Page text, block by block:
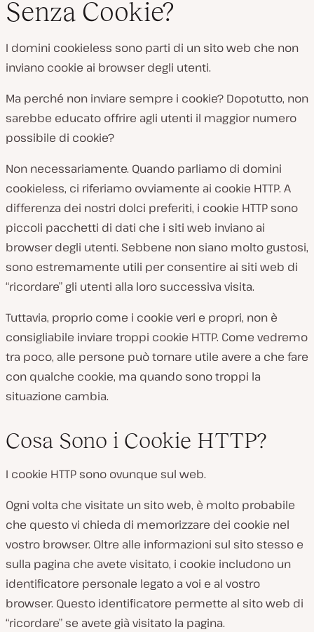
Senza Cookie?
I domini cookieless sono parti di un sito web che non
inviano cookie ai browser degli utenti.
Ma perché non inviare sempre i cookie? Dopotutto, non
sarebbe educato offrire agli utenti il maggior numero
possibile di cookie?
Non necessariamente. Quando parliamo di domini
cookieless, ci riferiamo ovviamente ai cookie HTTP. A
differenza dei nostri dolci preferiti, i cookie HTTP sono
piccoli pacchetti di dati che i siti web inviano ai
browser degli utenti. Sebbene non siano molto gustosi,
sono estremamente utili per consentire ai siti web di
“ricordare” gli utenti alla loro successiva visita.
Tuttavia, proprio come i cookie veri e propri, non è
consigliabile inviare troppi cookie HTTP. Come vedremo
tra poco, alle persone può tornare utile avere a che fare
con qualche cookie, ma quando sono troppi la
situazione cambia.
Cosa Sono i Cookie HTTP?
I cookie HTTP sono ovunque sul web.
Ogni volta che visitate un sito web, è molto probabile
che questo vi chieda di memorizzare dei cookie nel
vostro browser. Oltre alle informazioni sul sito stesso e
sulla pagina che avete visitato, i cookie includono un
identificatore personale legato a voi e al vostro
browser. Questo identificatore permette al sito web di
“ricordare” se avete già visitato la pagina.